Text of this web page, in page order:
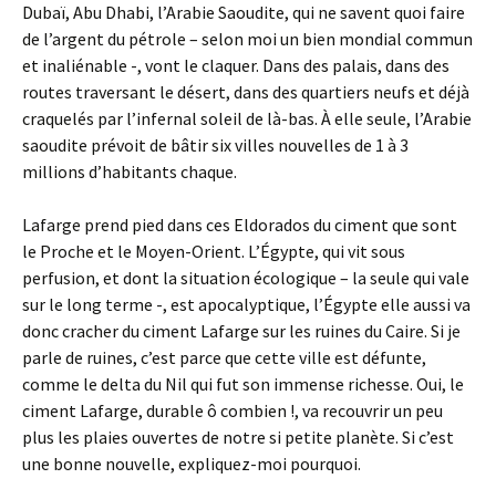
Dubaï, Abu Dhabi, l’Arabie Saoudite, qui ne savent quoi faire
de l’argent du pétrole – selon moi un bien mondial commun
et inaliénable -, vont le claquer. Dans des palais, dans des
routes traversant le désert, dans des quartiers neufs et déjà
craquelés par l’infernal soleil de là-bas. À elle seule, l’Arabie
saoudite prévoit de bâtir six villes nouvelles de 1 à 3
millions d’habitants chaque.
Lafarge prend pied dans ces Eldorados du ciment que sont
le Proche et le Moyen-Orient. L’Égypte, qui vit sous
perfusion, et dont la situation écologique – la seule qui vale
sur le long terme -, est apocalyptique, l’Égypte elle aussi va
donc cracher du ciment Lafarge sur les ruines du Caire. Si je
parle de ruines, c’est parce que cette ville est défunte,
comme le delta du Nil qui fut son immense richesse. Oui, le
ciment Lafarge, durable ô combien !, va recouvrir un peu
plus les plaies ouvertes de notre si petite planète. Si c’est
une bonne nouvelle, expliquez-moi pourquoi.